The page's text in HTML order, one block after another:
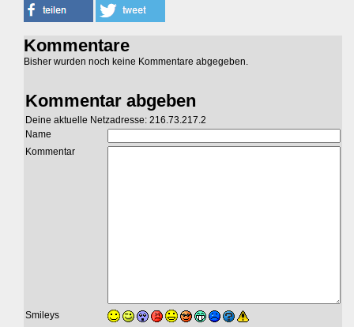
Kommentare
Bisher wurden noch keine Kommentare abgegeben.
Kommentar abgeben
Deine aktuelle Netzadresse: 216.73.217.2
Name
Kommentar
Smileys